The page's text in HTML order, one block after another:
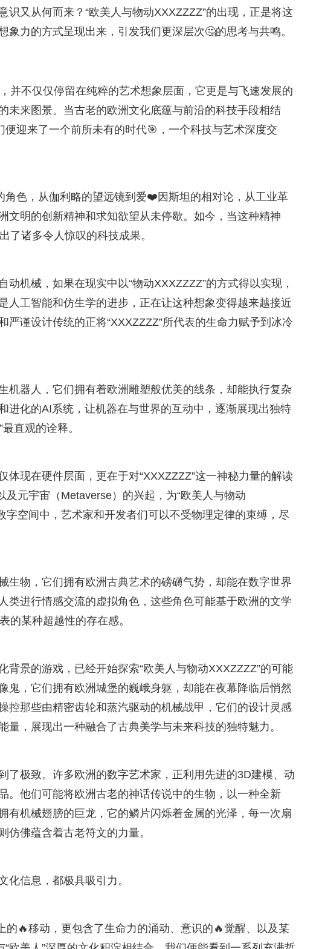
又从何而来？“欧美人与物动XXXZZZZ”的出现，正是将这
力的方式呈现出来，引发我们更深层次🤔的思考与共鸣。
并不仅仅停留在纯粹的艺术想象层面，它更是与飞速发展的
未来图景。当古老的欧洲文化底蕴与前沿的科技手段相结
便迎来了一个前所未有的时代🎯，一个科技与艺术深度交
角色，从伽利略的望远镜到爱❤️因斯坦的相对论，从工业革
文明的创新精神和求知欲望从未停歇。如今，当这种精神
了诸多令人惊叹的科技成果。
机械，如果在现实中以“物动XXXZZZZ”的方式得以实现，
人工智能和仿生学的进步，正在让这种想象变得越来越接近
谨设计传统的正将“XXXZZZZ”所代表的生命力赋予到冰冷
机器人，它们拥有着欧洲雕塑般优美的线条，却能执行复杂
进化的AI系统，让机器在与世界的互动中，逐渐展现出独特
直观的诠释。
体现在硬件层面，更在于对“XXXZZZZ”这一神秘力量的解读
元宇宙（Metaverse）的兴起，为“欧美人与物动
字空间中，艺术家和开发者们可以不受物理定律的束缚，尽
生物，它们拥有欧洲古典艺术的磅礴气势，却能在数字世界
类进行情感交流的虚拟角色，这些角色可能基于欧洲的文学
的某种超越性的存在感。
背景的游戏，已经开始探索“欧美人与物动XXXZZZZ”的可能
鬼，它们拥有欧洲城堡的巍峨身躯，却能在夜幕降临后悄然
控那些由精密齿轮和蒸汽驱动的机械战甲，它们的设计灵感
，展现出一种融合了古典美学与未来科技的独特魅力。
了极致。许多欧洲的数字艺术家，正利用先进的3D建模、动
。他们可能将欧洲古老的神话传说中的生物，以一种全新
有机械翅膀的巨龙，它的鳞片闪烁着金属的光泽，每一次扇
仿佛蕴含着古老符文的力量。
化信息，都极具吸引力。
的🔥移动，更包含了生命力的涌动、意识的🔥觉醒、以及某